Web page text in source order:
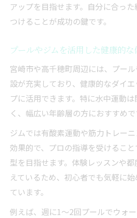
アップを目指せます。自分に合っ
つけることが成功の鍵です。
プールやジムを活用した健康的な
宮崎市や高千穂町周辺には、プー
設が充実しており、健康的なダイ
プに活用できます。特に水中運動
く、幅広い年齢層の方におすすめで
ジムでは有酸素運動や筋力トレー
効果的で、プロの指導を受けるこ
型を目指せます。体験レッスンや
えているため、初心者でも気軽に
ています。
例えば、週に1～2回プールでウォ